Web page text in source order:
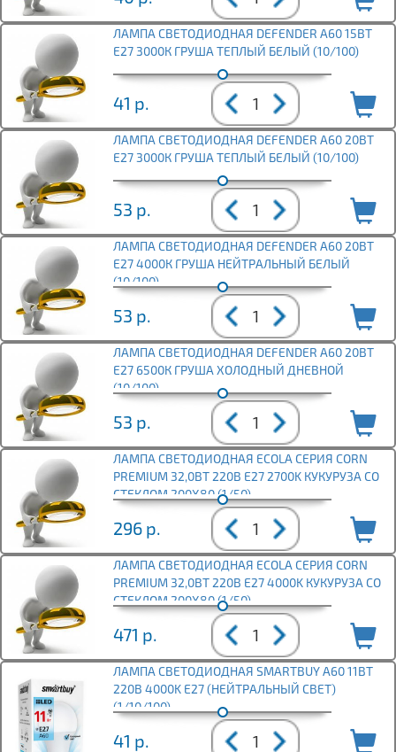
ЛАМПА СВЕТОДИОДНАЯ DEFENDER A60 15ВТ
E27 3000К ГРУША ТЕПЛЫЙ БЕЛЫЙ (10/100)
41 р.
ЛАМПА СВЕТОДИОДНАЯ DEFENDER A60 20ВТ
E27 3000К ГРУША ТЕПЛЫЙ БЕЛЫЙ (10/100)
53 р.
ЛАМПА СВЕТОДИОДНАЯ DEFENDER A60 20ВТ
E27 4000К ГРУША НЕЙТРАЛЬНЫЙ БЕЛЫЙ
(10/100)
53 р.
ЛАМПА СВЕТОДИОДНАЯ DEFENDER A60 20ВТ
E27 6500К ГРУША ХОЛОДНЫЙ ДНЕВНОЙ
(10/100)
53 р.
ЛАМПА СВЕТОДИОДНАЯ ECOLA СЕРИЯ CORN
PREMIUM 32,0ВТ 220В E27 2700K КУКУРУЗА СО
СТЕКЛОМ 200X80 (1/50)
296 р.
ЛАМПА СВЕТОДИОДНАЯ ECOLA СЕРИЯ CORN
PREMIUM 32,0ВТ 220В E27 4000K КУКУРУЗА СО
СТЕКЛОМ 200X80 (1/50)
471 р.
ЛАМПА СВЕТОДИОДНАЯ SMARTBUY A60 11ВТ
220В 4000K E27 (НЕЙТРАЛЬНЫЙ СВЕТ)
(1/10/100)
41 р.